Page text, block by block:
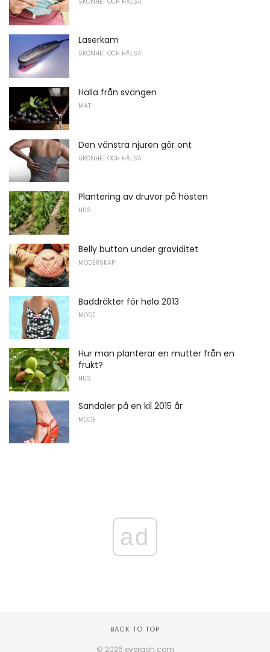
Laserkam
SKÖNHET OCH HÄLSA
Hälla från svängen
MAT
Den vänstra njuren gör ont
SKÖNHET OCH HÄLSA
Plantering av druvor på hösten
HUS
Belly button under graviditet
MODERSKAP
Baddräkter för hela 2013
MODE
Hur man planterar en mutter från en
frukt?
HUS
Sandaler på en kil 2015 år
MODE
ad
BACK TO TOP
© 2026 everaoh.com